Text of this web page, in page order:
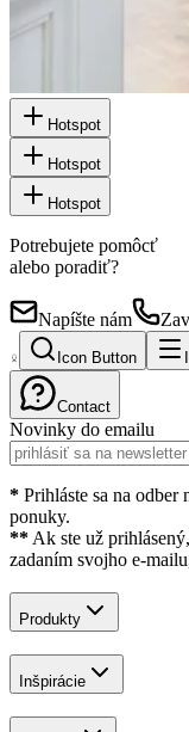
Hotspot
Hotspot
Hotspot
Potrebujete pomôcť
alebo poradiť?
Napíšte nám
Icon Button
Contact
Novinky do emailu
* Prihláste sa na odber
ponuky.
** Ak ste už
zadaním svojho e-
Produkty
Inšpirácie